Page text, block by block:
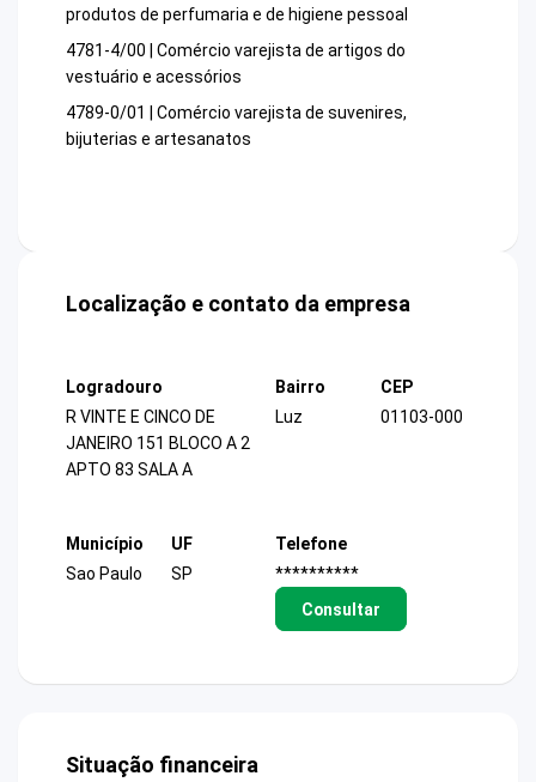
produtos de perfumaria e de higiene pessoal
4781-4/00 | Comércio varejista de artigos do
vestuário e acessórios
4789-0/01 | Comércio varejista de suvenires,
bijuterias e artesanatos
Localização e contato da empresa
Logradouro
R VINTE E CINCO DE
JANEIRO 151 BLOCO A 2
APTO 83 SALA A
Bairro
Luz
CEP
01103-000
Município
Sao Paulo
UF
SP
Telefone
**********
Consultar
Situação financeira